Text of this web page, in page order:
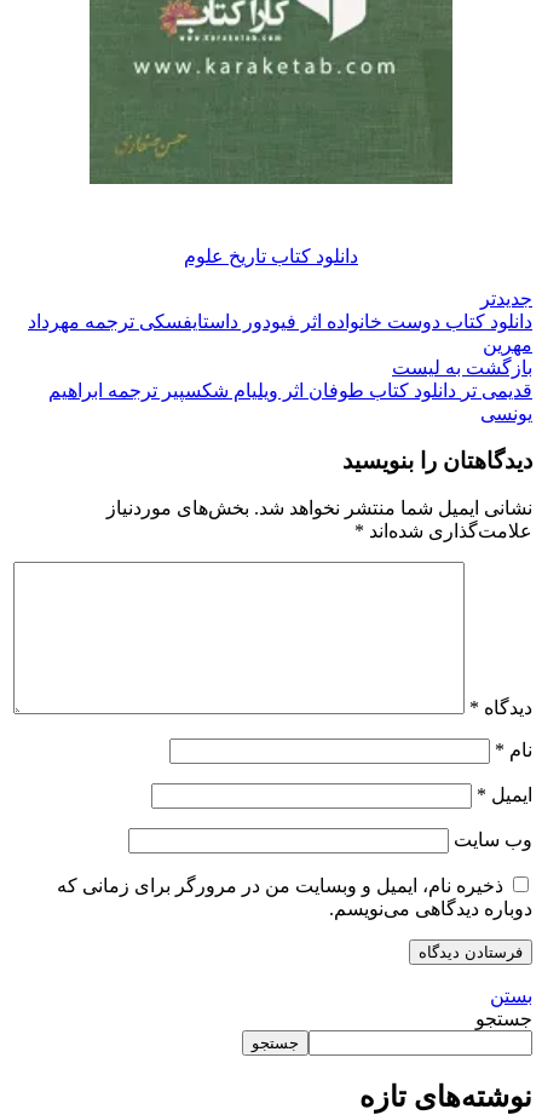
دانلود کتاب تاریخ علوم
جدیدتر
دانلود کتاب دوست خانواده اثر فیودور داستایفسکی ترجمه مهرداد
مهرین
بازگشت به لیست
قدیمی تر دانلود کتاب طوفان اثر ویلیام شکسپیر ترجمه ابراهیم
یونسی
دیدگاهتان را بنویسید
نشانی ایمیل شما منتشر نخواهد شد. بخش‌های موردنیاز
علامت‌گذاری شده‌اند *
دیدگاه *
نام *
ایمیل *
وب‌ سایت
ذخیره نام، ایمیل و وبسایت من در مرورگر برای زمانی که
دوباره دیدگاهی می‌نویسم.
بستن
جستجو
جستجو
نوشته‌های تازه